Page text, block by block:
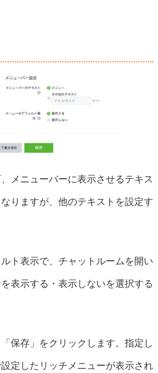
メニューバーに表示させるテキス
りますが、他のテキストを設定す
ト表示で、チャットルームを開い
表示する・表示しないを選択する
保存」をクリックします。指定し
定したリッチメニューが表示され